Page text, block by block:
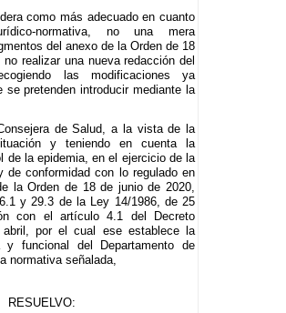
como más adecuado en cuanto
normativa, no una mera
del anexo de la Orden de 18
realizar una nueva redacción del
las modificaciones ya
se pretenden introducir mediante la
de Salud, a la vista de la
y teniendo en cuenta la
de la epidemia, en el ejercicio de la
de conformidad con lo regulado en
la Orden de 18 de junio de 2020,
y 29.3 de la Ley 14/1986, de 25
con el artículo 4.1 del Decreto
por el cual ese establece la
y funcional del Departamento de
normativa señalada,
RESUELVO: